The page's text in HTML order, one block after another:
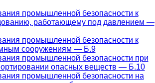
промышленной безопасности к
работающему под давлением —
промышленной безопасности к
сооружениям — Б.9
промышленной безопасности при
опасных веществ — Б.10
промышленной безопасности на